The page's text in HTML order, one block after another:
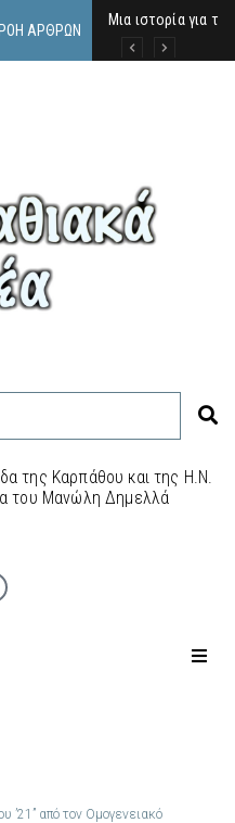
ΡΟΉ ΆΡΘΡΩΝ
Μια ιστορία για τη
Δρ. Εμμανουέλλα
Χάιδω-Ειρήνη
της Καρπάθου και της Η.Ν.
του Μανώλη Δημελλά
’21” από τον Ομογενειακό